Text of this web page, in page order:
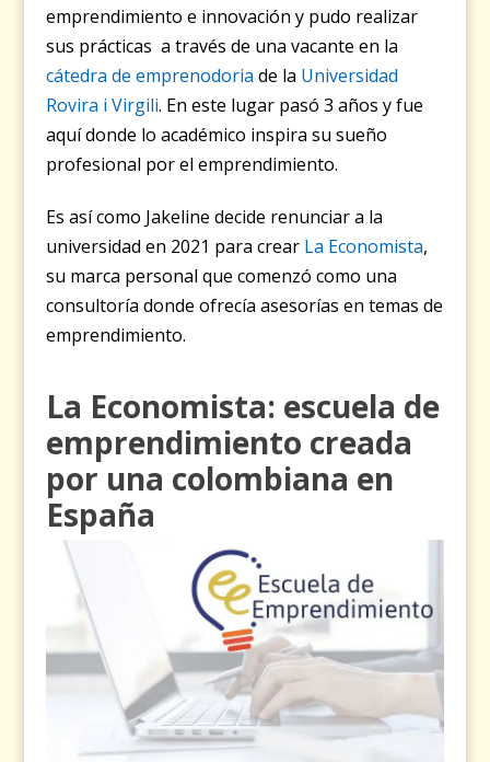
emprendimiento e innovación y pudo realizar
sus prácticas a través de una vacante en la
cátedra de emprenodoria de la Universidad
Rovira i Virgili. En este lugar pasó 3 años y fue
aquí donde lo académico inspira su sueño
profesional por el emprendimiento.
Es así como Jakeline decide renunciar a la
universidad en 2021 para crear La Economista,
su marca personal que comenzó como una
consultoría donde ofrecía asesorías en temas de
emprendimiento.
La Economista: escuela de
emprendimiento creada
por una colombiana en
España